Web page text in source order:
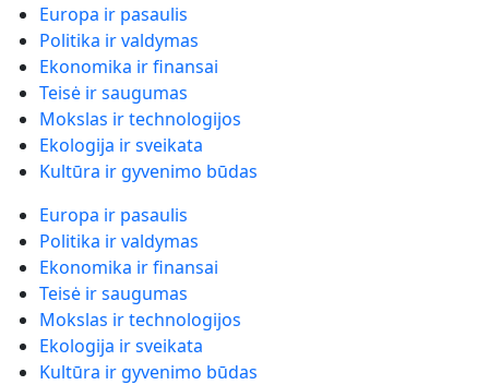
Europa ir pasaulis
Politika ir valdymas
Ekonomika ir finansai
Teisė ir saugumas
Mokslas ir technologijos
Ekologija ir sveikata
Kultūra ir gyvenimo būdas
Europa ir pasaulis
Politika ir valdymas
Ekonomika ir finansai
Teisė ir saugumas
Mokslas ir technologijos
Ekologija ir sveikata
Kultūra ir gyvenimo būdas